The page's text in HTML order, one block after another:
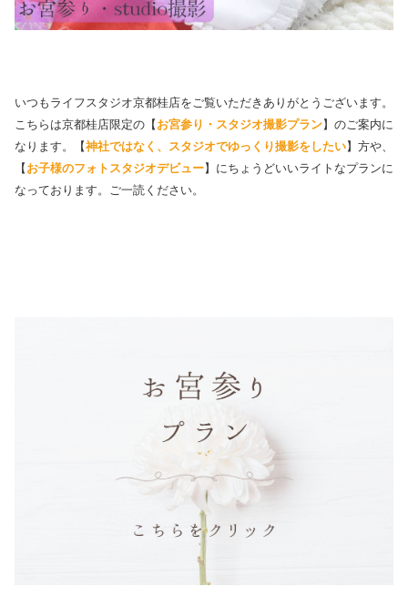
いつもライフスタジオ京都桂店をご覧いただきありがとうございます。
こちらは京都桂店限定の【お宮参り・スタジオ撮影プラン】のご案内に
なります。【神社ではなく、スタジオでゆっくり撮影をしたい】方や、
【お子様のフォトスタジオデビュー】にちょうどいいライトなプランに
なっております。ご一読ください。